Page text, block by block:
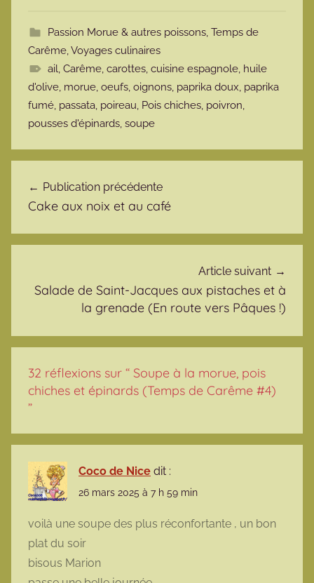
Passion Morue & autres poissons, Temps de
Carême,Voyages culinaires
ail, Carême, carottes, cuisine espagnole, huile
d'olive, morue, oeufs, oignons, paprika doux, paprika
fumé, passata, poireau, Pois chiches, poivron,
pousses d'épinards, soupe
Publication précédente
Cake aux noix et au café
Article suivant
Salade de Saint-Jacques aux pistaches et à
la grenade (En route vers Pâques !)
32 réflexions sur “ Soupe à la morue, pois
chiches et épinards (Temps de Carême #4)
”
Coco de Nice dit :
26 mars 2025 à 7 h 59 min
voilà une soupe des plus réconfortante , un bon
plat du soir
bisous Marion